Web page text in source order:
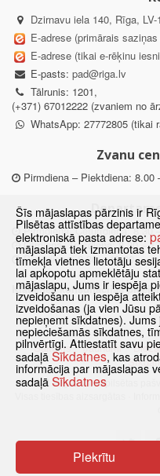
Dzirnavu iela 140, Rīga, LV-
E-adrese (primārais
E-adrese (tikai e-rēķinu
E-pasts: pad@riga.lv
Tālrunis: 1201,
(+371) 67012222 (zvaniem no
WhatsApp: 27772805 (tikai
Zvanu
Pirmdiena – Piektdiena: 8.00
Pirmdiena, Ceturtdiena: 8.30
Otrdiena, Trešdiena: 8.30 –
Piektdiena: 8.30 – 15.00
Klātienes konsultācijas
Sākums Jaunumi
© 2021 Rīgas valstspilsētas
Šīs mājaslapas pārzinis ir
Pilsētas attīstības
elektroniskā pasta adrese:
mājaslapā tiek izmantotas
tīmekļa vietnes lietotāju
lai apkopotu apmeklētāju
mājaslapu, Jums ir iespēja
izveidošanu un iespēja
izveidošanas (ja vien Jūsu
nepieņemt sīkdatnes).
nepieciešamās sīkdatnes,
pilnvērtīgi. Attiestatīt savu
sadaļā Sīkdatnes, kas
informācija par mājaslapas
sadaļā Sīkdatnes
Piekrītu